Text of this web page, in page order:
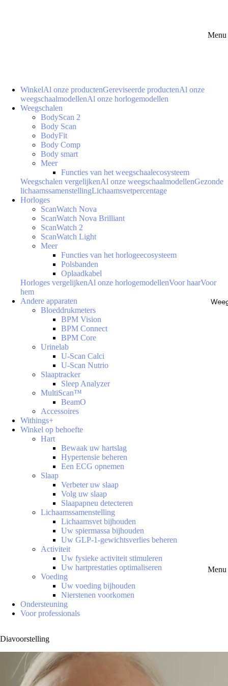
Menu
Menu
WinkelAl onze productenGereviseerde productenAl onze
weegschaalmodellenAl onze horlogemodellen
Weegschalen
BodyScan 2
Body Scan
BodyFit
Body Comp
Body smart
Meer
Functies van het weegschaalecosysteem
Weegschalen vergelijkenAl onze weegschaalmodellenGezonde
lichaamssamenstellingLichaamsvetpercentage
Horloges
ScanWatch Nova
ScanWatch Nova Brilliant
ScanWatch 2
ScanWatch Light
Meer
Functies van het horlogeecosysteem
Polsbanden
Oplaadkabel
Horloges vergelijkenAl onze horlogemodellenVoor haarVoor
hem
Andere apparaten
Bloeddrukmeters
BPM Vision
BPM Connect
BPM Core
Urinelab
U-Scan Calci
U-Scan Nutrio
Slaaptracker
Sleep Analyzer
MultiScan™
BeamO
Accessoires
Withings+
Winkel op behoefte
Hart
Bewaak uw hartslag
Hypertensie beheren
Een ECG opnemen
Slaap
Verbeter uw slaap
Volg uw slaap
Slaapapneu detecteren
Lichaamssamenstelling
Lichaamsvet bijhouden
Uw spiermassa bijhouden
Uw GLP-1-gewichtsverlies beheren
Activiteit
Uw fysieke activiteit stimuleren
Uw hartprestaties optimaliseren
Voeding
Uw voeding bijhouden
Nierstenen voorkomen
Ondersteuning
Voor professionals
Diavoorstelling